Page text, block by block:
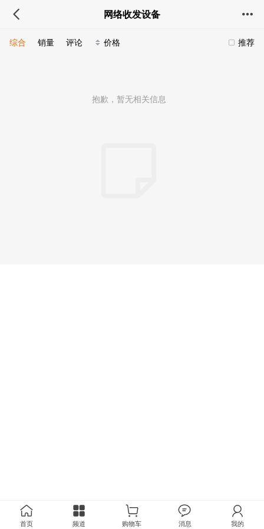
网络收发设备
推荐
综合 销量 评论 价格
抱歉，暂无相关信息
首页 频道 购物车 消息 我的